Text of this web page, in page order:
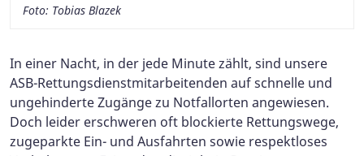
Foto: Tobias Blazek
In einer Nacht, in der jede Minute zählt, sind unsere
ASB-Rettungsdienstmitarbeitenden auf schnelle und
ungehinderte Zugänge zu Notfallorten angewiesen.
Doch leider erschweren oft blockierte Rettungswege,
zugeparkte Ein- und Ausfahrten sowie respektloses